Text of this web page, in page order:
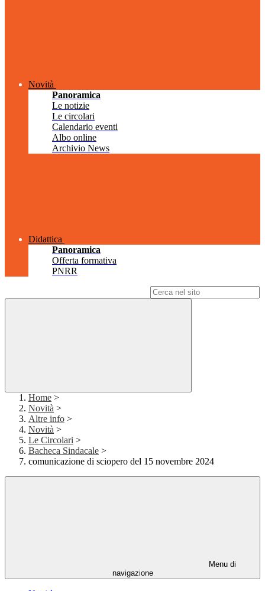
Novità
Panoramica
Le notizie
Le circolari
Calendario eventi
Albo online
Archivio News
Didattica
Panoramica
Offerta formativa
PNRR
Home >
Novità >
Altre info >
Novità >
Le Circolari >
Bacheca Sindacale >
comunicazione di sciopero del 15 novembre 2024
Menu di
navigazione